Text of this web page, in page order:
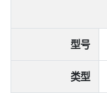
型号
类型